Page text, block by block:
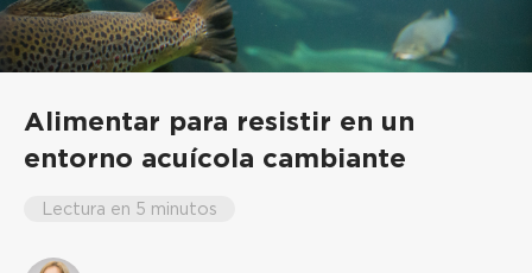
Alimentar para resistir en un
entorno acuícola cambiante
Lectura en 5 minutos